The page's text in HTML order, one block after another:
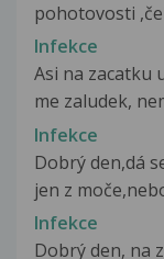
pohotovosti
Infekce
Asi na zacatku
me zaludek,
Infekce
Dobrý den,dá
jen z
Infekce
Dobrý den, na